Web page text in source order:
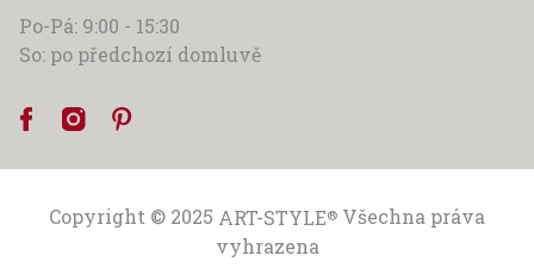
Po-Pá: 9:00 - 15:30
So: po předchozí domluvě
Copyright © 2025 ART-STYLE® Všechna práva
vyhrazena